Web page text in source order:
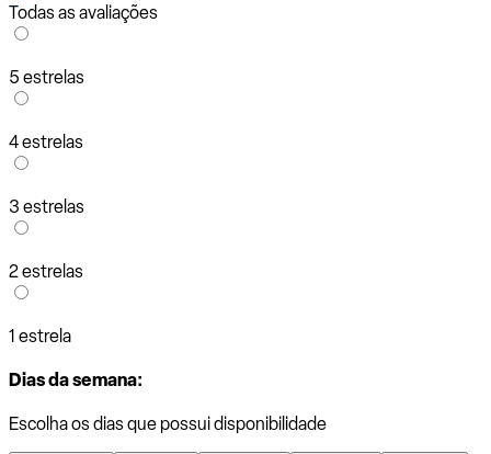
Todas as avaliações
5 estrelas
4 estrelas
3 estrelas
2 estrelas
1 estrela
Dias da semana:
Escolha os dias que possui disponibilidade